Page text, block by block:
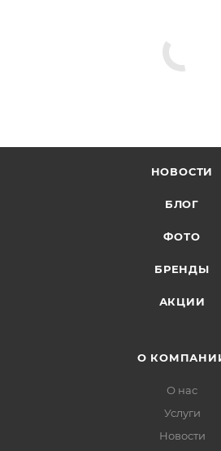
НОВОСТИ
БЛОГ
ФОТО
БРЕНДЫ
АКЦИИ
О
О нас
Услуги
Новости